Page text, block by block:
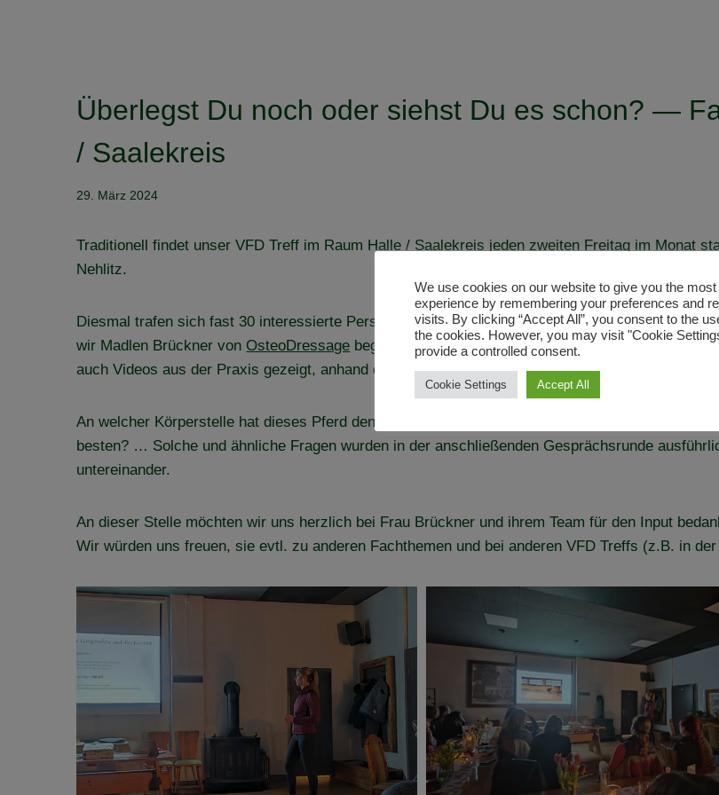
Überlegst Du noch oder siehst Du es schon? —
/ Saalekreis
29. März 2024
Traditionell findet unser VFD Treff im Raum Halle / Saalekreis jeden zweiten Freitag im Monat
Nehlitz.
Diesmal trafen sich fast 30 interessierte Personen, um dem Fachvortrag überdas Erkennen
wir Madlen Brückner von OsteoDressage begrüßen, die zusätzlich von einer Tierärztin
auch Videos aus der Praxis gezeigt, anhand derer die Teilnehmer gleich eine Blickschulung
An welcher Körperstelle hat dieses Pferd denn Probleme? Welches Bein bewegt sich nicht im
besten? … Solche und ähnliche Fragen wurden in der anschließenden Gesprächsrunde
untereinander.
An dieser Stelle möchten wir uns herzlich bei Frau Brückner und ihrem Team für den Input
Wir würden uns freuen, sie evtl. zu anderen Fachthemen und bei anderen VFD Treffs (z.B. in
We use cookies on our website to give you the
experience by remembering your preferences and
visits. By clicking “Accept All”, you consent to the
the cookies. However, you may visit "Cookie
provide a controlled consent.
Cookie Settings Accept All